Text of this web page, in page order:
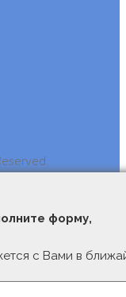
форму,
с Вами в